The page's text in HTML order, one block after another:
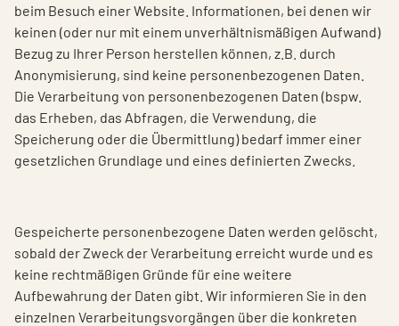
beim Besuch einer Website. Informationen, bei denen wir
keinen (oder nur mit einem unverhältnismäßigen Aufwand)
Bezug zu Ihrer Person herstellen können, z.B. durch
Anonymisierung, sind keine personenbezogenen Daten.
Die Verarbeitung von personenbezogenen Daten (bspw.
das Erheben, das Abfragen, die Verwendung, die
Speicherung oder die Übermittlung) bedarf immer einer
gesetzlichen Grundlage und eines definierten Zwecks.
Gespeicherte personenbezogene Daten werden gelöscht,
sobald der Zweck der Verarbeitung erreicht wurde und es
keine rechtmäßigen Gründe für eine weitere
Aufbewahrung der Daten gibt. Wir informieren Sie in den
einzelnen Verarbeitungsvorgängen über die konkreten